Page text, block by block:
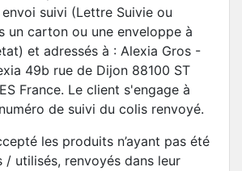
suivi (Lettre Suivie ou
un carton ou une enveloppe à
et adressés à : Alexia Gros -
49b rue de Dijon 88100 ST
France. Le client s'engage à
de suivi du colis renvoyé.
les produits n’ayant pas été
/ utilisés, renvoyés dans leur